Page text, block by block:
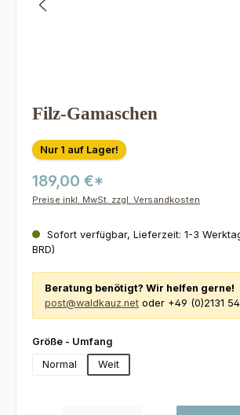
Filz-Gamaschen
Nur 1 auf Lager!
189,00 €*
Preise inkl. MwSt. zzgl. Versandkosten
Sofort verfügbar, Lieferzeit: 1-3
BRD)
Beratung benötigt? Wir helfen gerne!
post@waldkauz.net oder +49 (0)2131
Größe - Umfang
Normal
Weit